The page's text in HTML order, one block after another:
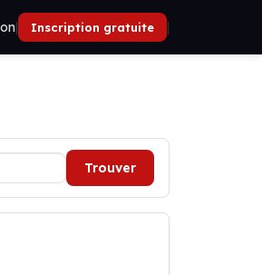
| Inscription gratuite |
Trouver